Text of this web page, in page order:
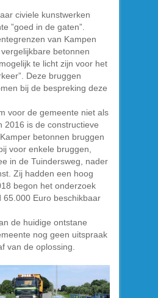
civiele kunstwerken
”goed in de gaten”.
van Kampen
betonnen
te licht zijn voor het
Deze bruggen
bij de bespreking deze
voor de gemeente niet als
2016 is de constructieve
betonnen bruggen
voor enkele bruggen,
in de Tuindersweg, nader
Zij hadden een hoog
begon het onderzoek
65.000 Euro beschikbaar
de huidige ontstane
nog geen uitspraak
van de oplossing.